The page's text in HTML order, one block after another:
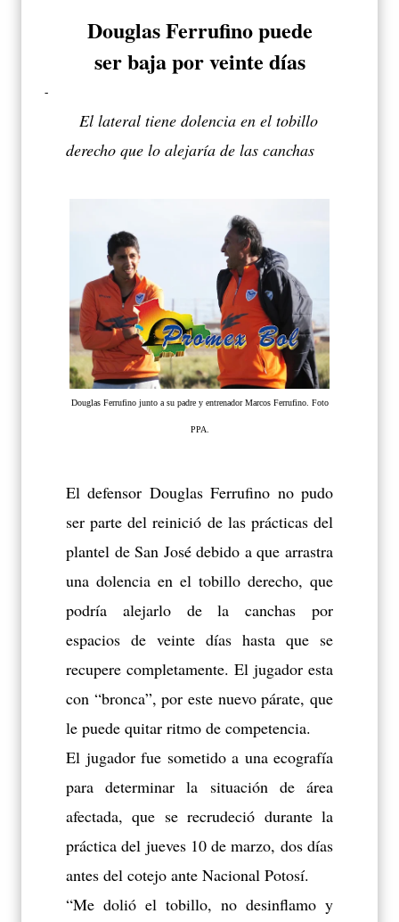
Douglas Ferrufino puede
ser baja por veinte días
-
El lateral tiene dolencia en el tobillo
derecho que lo alejaría de las canchas
Douglas Ferrufino junto a su padre y entrenador Marcos Ferrufino. Foto
PPA.
El defensor Douglas Ferrufino no pudo
ser parte del reinició de las prácticas del
plantel de San José debido a que arrastra
una dolencia en el tobillo derecho, que
podría alejarlo de la canchas por
espacios de veinte días hasta que se
recupere completamente. El jugador esta
con “bronca”, por este nuevo párate, que
le puede quitar ritmo de competencia.
El jugador fue sometido a una ecografía
para determinar la situación de área
afectada, que se recrudeció durante la
práctica del jueves 10 de marzo, dos días
antes del cotejo ante Nacional Potosí.
“Me dolió el tobillo, no desinflamo y